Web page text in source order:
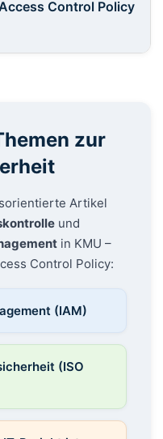
Control Policy
zur
Artikel
und
in KMU –
Control Policy:
(IAM)
(ISO